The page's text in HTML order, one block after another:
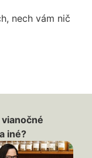
nech vám nič
iné?